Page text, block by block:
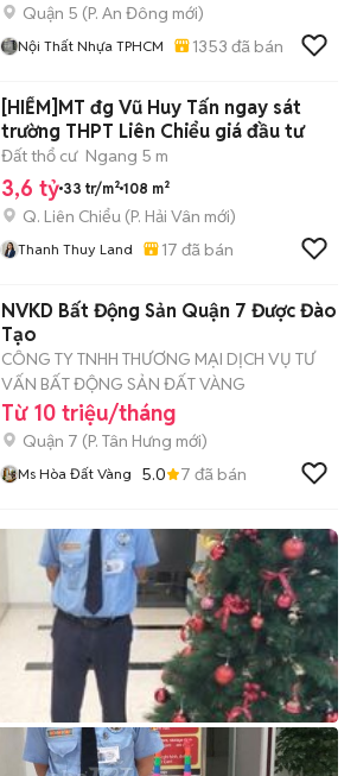
Quận 5 (P. An Đông mới)
Nội Thất Nhựa TPHCM 1353 đã bán
[HIẾM]MT đg Vũ Huy Tấn ngay sát
trường THPT Liên Chiểu giá đầu tư
Đất thổ cư Ngang 5 m
3,6 tỷ 33 tr/m² 108 m²
Q. Liên Chiểu (P. Hải Vân mới)
Thanh Thuy Land 17 đã bán
NVKD Bất Động Sản Quận 7 Được Đào
Tạo
CÔNG TY TNHH THƯƠNG MẠI DỊCH VỤ TƯ
VẤN BẤT ĐỘNG SẢN ĐẤT VÀNG
Từ 10 triệu/tháng
Quận 7 (P. Tân Hưng mới)
Ms Hòa Đất Vàng 5.0 7 đã bán